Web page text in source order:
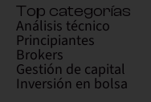
Top categorías
Análisis técnico
Principiantes
Brokers
Gestión de capital
Inversión en bolsa